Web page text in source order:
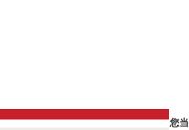
您